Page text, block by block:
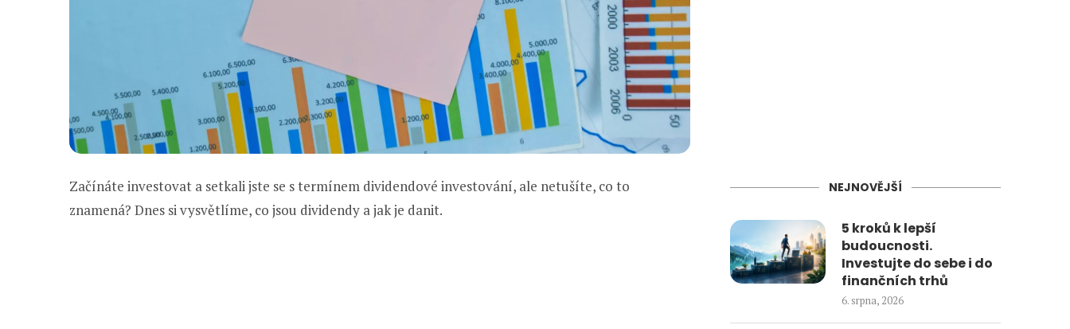
Začínáte investovat a setkali jste se s termínem dividendové investování, ale netušíte, co to
znamená? Dnes si vysvětlíme, co jsou dividendy a jak je danit.
NEJNOVĚJŠÍ
5 kroků k lepší
budoucnosti.
Investujte do sebe i do
finančních trhů
6. srpna, 2026